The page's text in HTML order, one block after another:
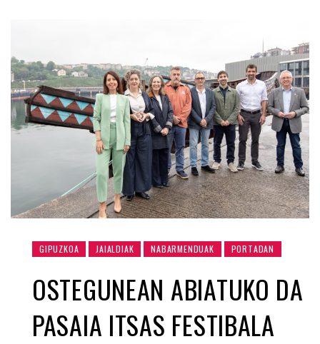
GIPUZKOA JAIALDIAK NABARMENDUAK PORTADAN
OSTEGUNEAN ABIATUKO DA
PASAIA ITSAS FESTIBALA